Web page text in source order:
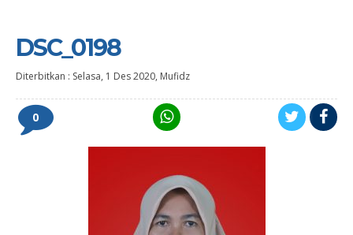
DSC_0198
Diterbitkan : Selasa, 1 Des 2020, Mufidz
0